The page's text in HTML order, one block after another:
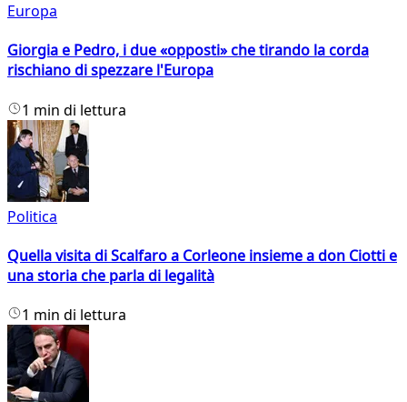
Europa
Giorgia e Pedro, i due «opposti» che tirando la corda
rischiano di spezzare l'Europa
1 min di lettura
Politica
Quella visita di Scalfaro a Corleone insieme a don Ciotti e
una storia che parla di legalità
1 min di lettura